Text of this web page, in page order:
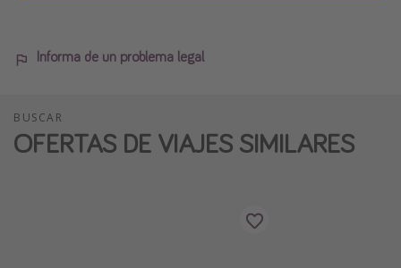
Informa de un problema legal
BUSCAR
OFERTAS DE VIAJES SIMILARES